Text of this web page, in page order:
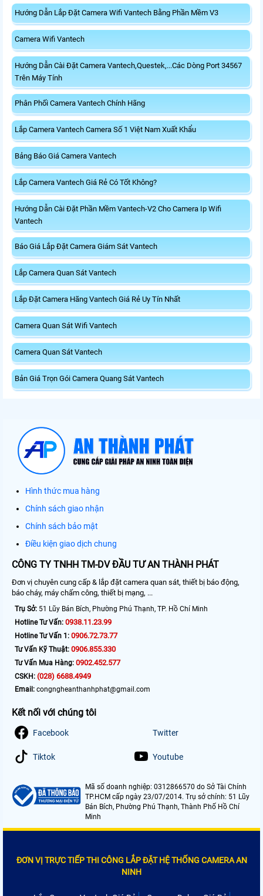
Hướng Dẫn Lắp Đặt Camera Wifi Vantech Bằng Phần Mềm V3
Camera Wifi Vantech
Hướng Dẫn Cài Đặt Camera Vantech,Questek,...Các Dòng Port 34567
Trên Máy Tính
Phân Phối Camera Vantech Chính Hãng
Lắp Camera Vantech Camera Số 1 Việt Nam Xuất Khẩu
Bảng Báo Giá Camera Vantech
Lắp Camera Vantech Giá Rẻ Có Tốt Không?
Hướng Dẫn Cài Đặt Phần Mềm Vantech-V2 Cho Camera Ip Wifi
Vantech
Báo Giá Lắp Đặt Camera Giám Sát Vantech
Lắp Camera Quan Sát Vantech
Lắp Đặt Camera Hãng Vantech Giá Rẻ Uy Tín Nhất
Camera Quan Sát Wifi Vantech
Camera Quan Sát Vantech
Bản Giá Trọn Gói Camera Quang Sát Vantech
Hình thức mua hàng
Chính sách giao nhận
Chính sách bảo mật
Điều kiện giao dịch chung
CÔNG TY TNHH TM-DV ĐẦU TƯ AN THÀNH PHÁT
Đơn vị chuyên cung cấp & lắp đặt camera quan sát, thiết bị báo động,
báo cháy, máy chấm công, thiết bị mạng, ...
Trụ Sở: 51 Lũy Bán Bích, Phường Phú Thạnh, TP. Hồ Chí Minh
Hotline Tư Vấn: 0938.11.23.99
Hotline Tư Vấn 1: 0906.72.73.77
Tư Vấn Kỹ Thuật: 0906.855.330
Tư Vấn Mua Hàng: 0902.452.577
CSKH: (028) 6688.4949
Email: congngheanthanhphat@gmail.com
Kết nối với chúng tôi
Facebook Twitter
Tiktok Youtube
Mã số doanh nghiệp: 0312866570 do Sở Tài Chính
TP.HCM cấp ngày 23/07/2014. Trụ sở chính: 51 Lũy
Bán Bích, Phường Phú Thạnh, Thành Phố Hồ Chí
Minh
ĐƠN VỊ TRỰC TIẾP THI CÔNG LẮP ĐẶT HỆ THỐNG CAMERA AN
NINH